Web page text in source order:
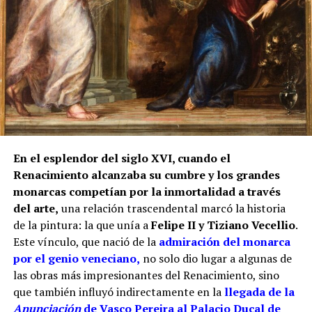
Manuel Clavijo Andújar, aporta un matiz
fundamental. Al presentarse para realizar dos rejas
en la iglesia de San Miguel de Morón de la Frontera,
Juan de los Ríos Vallejo incluyó entre sus méritos
profesionales la reja del coro de San Juan de
Marchena, afirmando que en ella había contado con
la ayuda de su padre. También se atribuía una reja
para la capilla mayor de la misma iglesia
Casa Grande de San Francisco de Sevilla.
Por tanto, más que buscar una sola mano, resulta
más correcto hablar del taller de los Ríos. Cristóbal
habría transmitido el oficio a sus hijos, mientras
Juan fue adquiriendo progresivamente mayor
responsabilidad artística. La reja del coro pudo ser
una obra de juventud realizada bajo la dirección o
con la colaboración paterna. Los documentos
En el esplendor del siglo XVI, cuando el
Renacimiento alcanzaba su cumbre y los grandes
monarcas competían por la inmortalidad a través
del arte, una relación trascendental marcó la historia
de la pintura: la que unía aFelipe II y Tiziano Vecellio.
Este vínculo, que nació de la admiración del monarca
por el genio veneciano, no solo dio lugar a algunas de
las obras más impresionantes del Renacimiento, sino
que también influyó indirectamente en lallegada de la
Anunciaciónde Vasco Pereira al Palacio Ducal de